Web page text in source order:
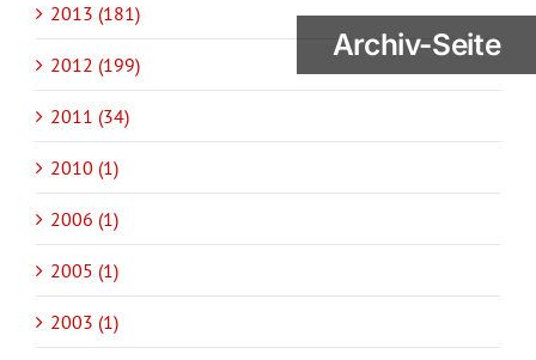
2013 (181)
2012 (199)
2011 (34)
2010 (1)
2006 (1)
2005 (1)
2003 (1)
Archiv-Seite